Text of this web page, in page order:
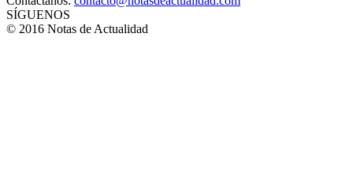
SÍGUENOS
© 2016 Notas de Actualidad